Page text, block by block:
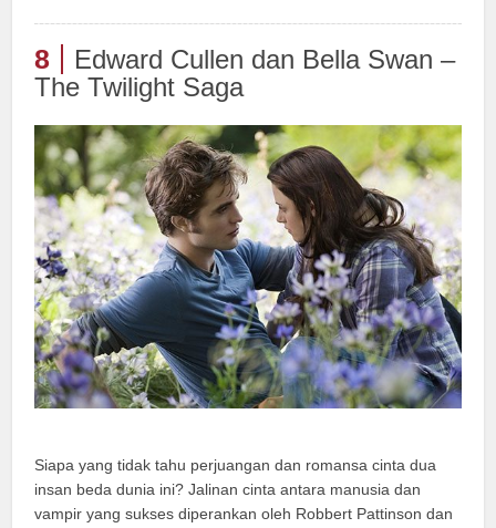
8
Edward Cullen dan Bella Swan –
The Twilight Saga
Siapa yang tidak tahu perjuangan dan romansa cinta dua
insan beda dunia ini? Jalinan cinta antara manusia dan
vampir yang sukses diperankan oleh Robbert Pattinson dan